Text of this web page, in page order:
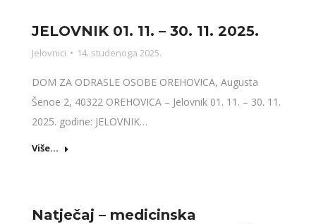
JELOVNIK 01. 11. – 30. 11. 2025.
Jelovnici 14. studenoga 2025.
DOM ZA ODRASLE OSOBE OREHOVICA, Augusta
Šenoe 2, 40322 OREHOVICA – Jelovnik 01. 11. – 30. 11.
2025. godine: JELOVNIK…
Više...
Natječaj – medicinska